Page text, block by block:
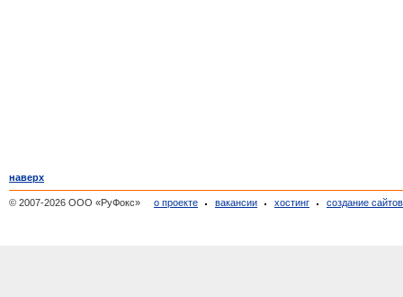
наверх
© 2007-2026 ООО «РуФокс» о проекте вакансии хостинг создание сайтов